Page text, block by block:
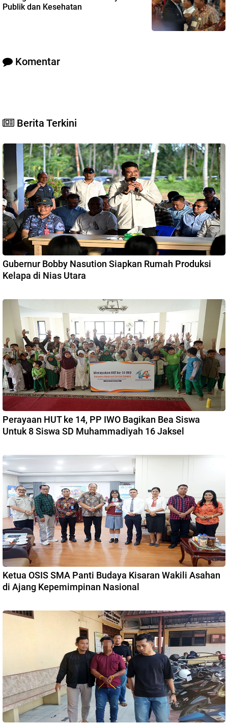
Publik dan Kesehatan
Komentar
Berita Terkini
Gubernur Bobby Nasution Siapkan Rumah Produksi
Kelapa di Nias Utara
Perayaan HUT ke 14, PP IWO Bagikan Bea Siswa
Untuk 8 Siswa SD Muhammadiyah 16 Jaksel
Ketua OSIS SMA Panti Budaya Kisaran Wakili Asahan
di Ajang Kepemimpinan Nasional